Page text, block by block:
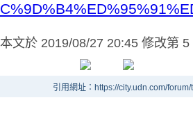
本文於 2019/08/27 20:45 修改第 5
引用網址：https://city.udn.com/